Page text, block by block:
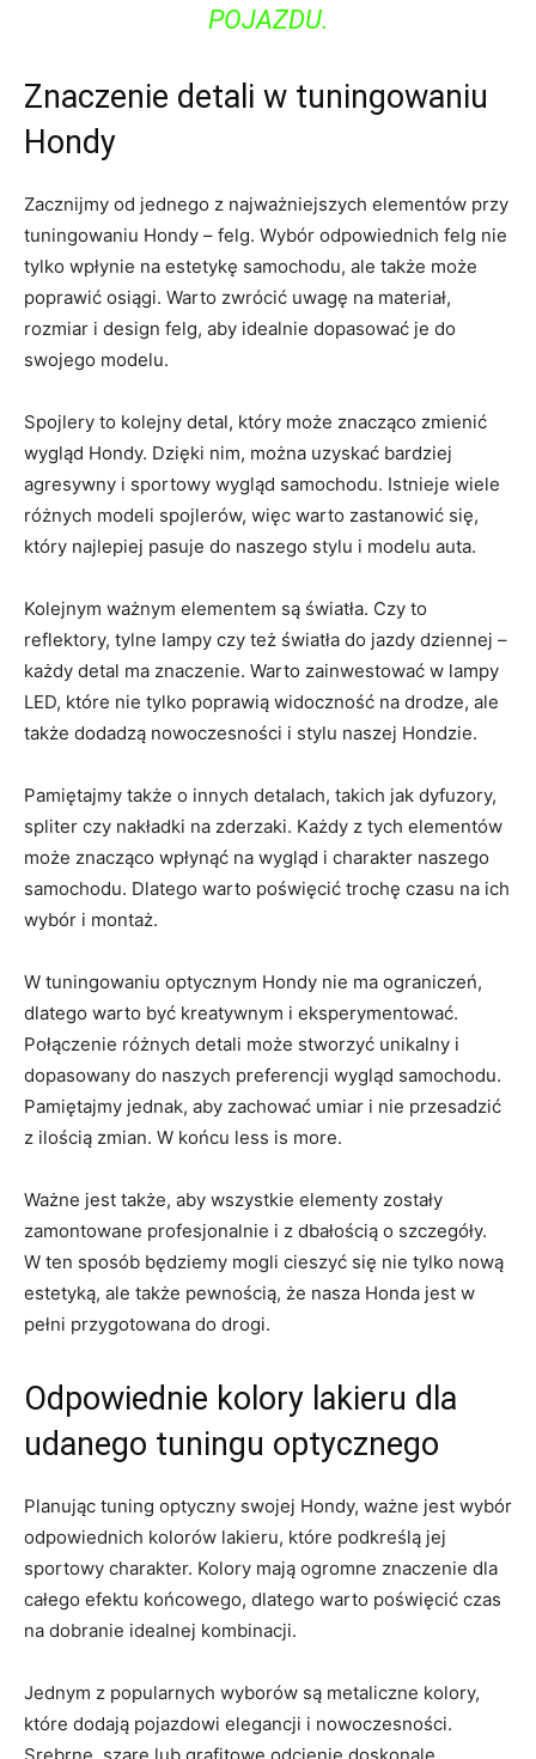
POJAZDU.
Znaczenie detali w tuningowaniu
Hondy
Zacznijmy od jednego z najważniejszych elementów przy
tuningowaniu Hondy – felg. Wybór odpowiednich felg nie
tylko wpłynie⁢ na ‌estetykę samochodu, ‍ale także‍ może
poprawić osiągi.⁣ Warto zwrócić uwagę na materiał,
rozmiar i design felg, ⁣aby idealnie dopasować je do
swojego ​modelu.
Spojlery ⁢to kolejny⁢ detal, który może ​znacząco ‌zmienić​
wygląd Hondy. Dzięki‍ nim, można uzyskać bardziej
agresywny i sportowy wygląd samochodu. Istnieje‌ wiele⁣
różnych ‌modeli ​spojlerów, więc warto ‍zastanowić się,‌
który najlepiej ‍pasuje do naszego stylu ⁤i modelu auta.
Kolejnym ważnym elementem są światła. Czy to
reflektory, tylne lampy​ czy też światła do jazdy⁣ dziennej –
każdy detal ma ‍znaczenie. ‍Warto zainwestować⁢ w lampy
⁤LED, które nie tylko poprawią widoczność na drodze, ​ale
także ⁣dodadzą nowoczesności i⁤ stylu naszej Hondzie.
Pamiętajmy‍ także o innych ⁣detalach, takich jak dyfuzory,
spliter czy nakładki na zderzaki. Każdy z ⁤tych elementów
może‍ znacząco​ wpłynąć‍ na wygląd i⁢ charakter⁣ naszego
samochodu. Dlatego warto poświęcić trochę ⁤czasu na ich⁢
wybór ‍i montaż.
W tuningowaniu optycznym Hondy nie ma ograniczeń,
dlatego warto być kreatywnym i eksperymentować.
Połączenie⁤ różnych detali może stworzyć unikalny i
dopasowany do naszych preferencji wygląd samochodu.
Pamiętajmy jednak, aby⁣ zachować umiar i nie przesadzić
z⁤ ilością zmian. W końcu less is more.
Ważne jest także,⁣ aby wszystkie elementy zostały
‍zamontowane profesjonalnie i z ⁣dbałością o szczegóły.
W ten sposób będziemy mogli cieszyć ⁢się nie tylko nową
estetyką, ale także pewnością, że nasza ⁣Honda jest w⁤
pełni ⁣przygotowana do drogi.
Odpowiednie kolory lakieru⁣ dla
⁢udanego⁣ tuningu optycznego
Planując ‍tuning optyczny swojej Hondy, ważne jest wybór
odpowiednich kolorów lakieru, które podkreślą jej
sportowy charakter. Kolory mają ogromne znaczenie dla
‌całego efektu końcowego, dlatego⁢ warto poświęcić czas
na ​dobranie idealnej kombinacji.
Jednym z ⁢popularnych wyborów są metaliczne kolory,
które dodają pojazdowi elegancji ​i‍ nowoczesności.